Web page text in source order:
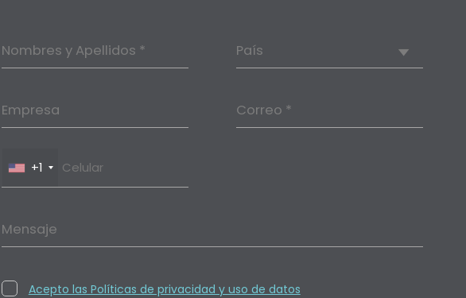
Nombres y Apellidos * País
Empresa Correo *
+1
Mensaje
Acepto las Políticas de privacidad y uso de datos